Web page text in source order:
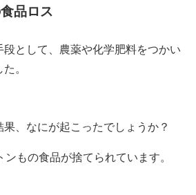
品ロス
として、農薬や化学肥料をつかい
。
、なにが起こったでしょうか？
もの食品が捨てられています。